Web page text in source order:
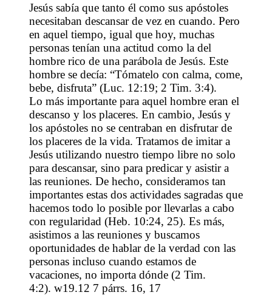
Jesús sabía que tanto él como sus apóstoles
necesitaban descansar de vez en cuando. Pero
en aquel tiempo, igual que hoy, muchas
personas tenían una actitud como la del
hombre rico de una parábola de Jesús. Este
hombre se decía: “Tómatelo con calma, come,
bebe, disfruta” (Luc. 12:19; 2 Tim. 3:4).
Lo más importante para aquel hombre eran el
descanso y los placeres. En cambio, Jesús y
los apóstoles no se centraban en disfrutar de
los placeres de la vida. Tratamos de imitar a
Jesús utilizando nuestro tiempo libre no solo
para descansar, sino para predicar y asistir a
las reuniones. De hecho, consideramos tan
importantes estas dos actividades sagradas que
hacemos todo lo posible por llevarlas a cabo
con regularidad (Heb. 10:24, 25). Es más,
asistimos a las reuniones y buscamos
oportunidades de hablar de la verdad con las
personas incluso cuando estamos de
vacaciones, no importa dónde (2 Tim.
4:2). w19.12 7 párrs. 16, 17